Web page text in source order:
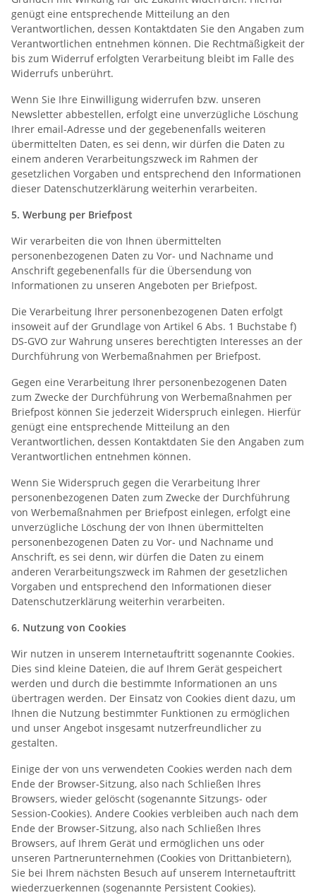
genügt eine entsprechende Mitteilung an den
Verantwortlichen, dessen Kontaktdaten Sie den Angaben zum
Verantwortlichen entnehmen können. Die Rechtmäßigkeit der
bis zum Widerruf erfolgten Verarbeitung bleibt im Falle des
Widerrufs unberührt.
Wenn Sie Ihre Einwilligung widerrufen bzw. unseren
Newsletter abbestellen, erfolgt eine unverzügliche Löschung
Ihrer email-Adresse und der gegebenenfalls weiteren
übermittelten Daten, es sei denn, wir dürfen die Daten zu
einem anderen Verarbeitungszweck im Rahmen der
gesetzlichen Vorgaben und entsprechend den Informationen
dieser Datenschutzerklärung weiterhin verarbeiten.
5. Werbung per Briefpost
Wir verarbeiten die von Ihnen übermittelten
personenbezogenen Daten zu Vor- und Nachname und
Anschrift gegebenenfalls für die Übersendung von
Informationen zu unseren Angeboten per Briefpost.
Die Verarbeitung Ihrer personenbezogenen Daten erfolgt
insoweit auf der Grundlage von Artikel 6 Abs. 1 Buchstabe f)
DS-GVO zur Wahrung unseres berechtigten Interesses an der
Durchführung von Werbemaßnahmen per Briefpost.
Gegen eine Verarbeitung Ihrer personenbezogenen Daten
zum Zwecke der Durchführung von Werbemaßnahmen per
Briefpost können Sie jederzeit Widerspruch einlegen. Hierfür
genügt eine entsprechende Mitteilung an den
Verantwortlichen, dessen Kontaktdaten Sie den Angaben zum
Verantwortlichen entnehmen können.
Wenn Sie Widerspruch gegen die Verarbeitung Ihrer
personenbezogenen Daten zum Zwecke der Durchführung
von Werbemaßnahmen per Briefpost einlegen, erfolgt eine
unverzügliche Löschung der von Ihnen übermittelten
personenbezogenen Daten zu Vor- und Nachname und
Anschrift, es sei denn, wir dürfen die Daten zu einem
anderen Verarbeitungszweck im Rahmen der gesetzlichen
Vorgaben und entsprechend den Informationen dieser
Datenschutzerklärung weiterhin verarbeiten.
6. Nutzung von Cookies
Wir nutzen in unserem Internetauftritt sogenannte Cookies.
Dies sind kleine Dateien, die auf Ihrem Gerät gespeichert
werden und durch die bestimmte Informationen an uns
übertragen werden. Der Einsatz von Cookies dient dazu, um
Ihnen die Nutzung bestimmter Funktionen zu ermöglichen
und unser Angebot insgesamt nutzerfreundlicher zu
gestalten.
Einige der von uns verwendeten Cookies werden nach dem
Ende der Browser-Sitzung, also nach Schließen Ihres
Browsers, wieder gelöscht (sogenannte Sitzungs- oder
Session-Cookies). Andere Cookies verbleiben auch nach dem
Ende der Browser-Sitzung, also nach Schließen Ihres
Browsers, auf Ihrem Gerät und ermöglichen uns oder
unseren Partnerunternehmen (Cookies von Drittanbietern),
Sie bei Ihrem nächsten Besuch auf unserem Internetauftritt
wiederzuerkennen (sogenannte Persistent Cookies).